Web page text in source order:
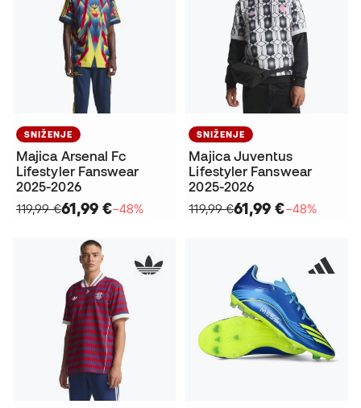
SNIŽENJE
Majica Arsenal Fc
Lifestyler Fanswear
2025-2026
119,99 €61,99 €−48%
SNIŽENJE
Majica Juventus
Lifestyler Fanswear
2025-2026
119,99 €61,99 €−48%